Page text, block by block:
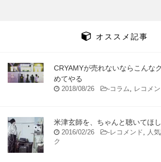
オススメ記事
CRYAMYが売れないならこんな
めてやる
2018/08/26 -コラム, レコメ
米津玄師を、ちゃんと聴いてほ
2016/02/26 -レコメンド, 人
ク